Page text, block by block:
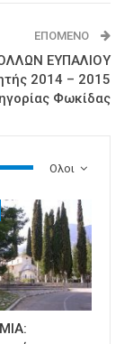
ΕΠΌΜΕΝΟ
ΕΥΠΑΛΙΟΥ
2014 – 2015
Φωκίδας
Ολοι